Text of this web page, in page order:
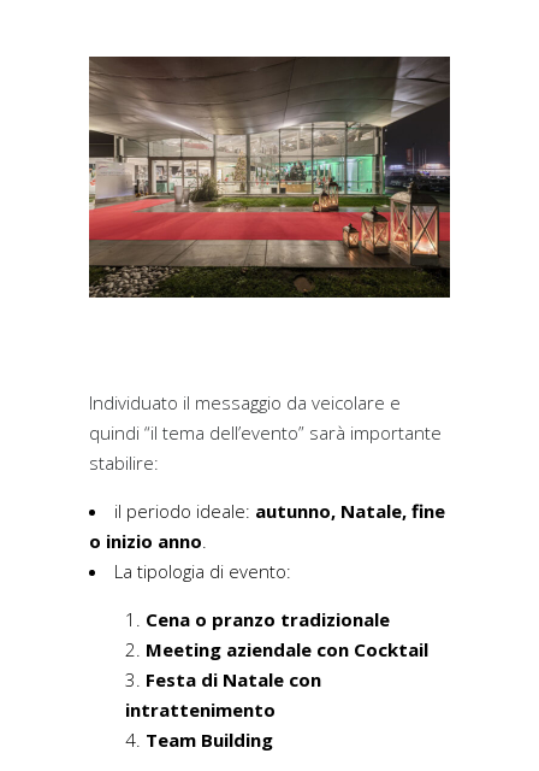
Individuato il messaggio da veicolare e
quindi “il tema dell’evento” sarà importante
stabilire:
il periodo ideale: autunno, Natale, fine
o inizio anno
La tipologia di evento:
Cena o pranzo tradizionale
Meeting aziendale con Cocktail
Festa di Natale con
intrattenimento
Team Building